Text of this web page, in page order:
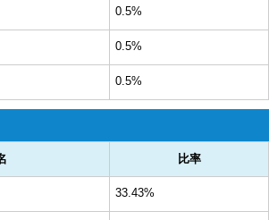
0.5%
0.5%
0.5%
比率
33.43%